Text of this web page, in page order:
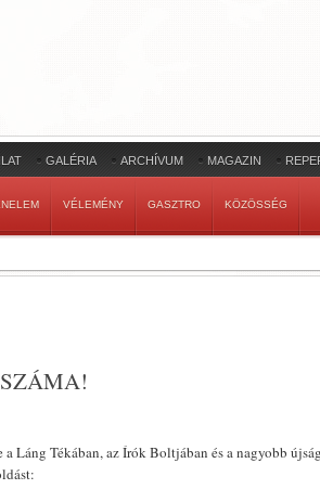
GALÉRIA ARCHÍVUM MAGAZIN
VÉLEMÉNY GASZTRO KÖZÖSSÉG
Láng Tékában, az Írók Boltjában és a nagyobb